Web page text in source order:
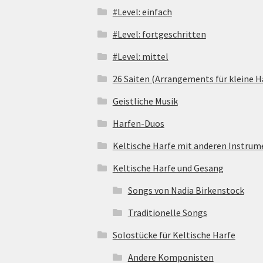
#Level: einfach
#Level: fortgeschritten
#Level: mittel
26 Saiten (Arrangements für kleine
Geistliche Musik
Harfen-Duos
Keltische Harfe mit anderen
Keltische Harfe und Gesang
Songs von Nadia Birkenstock
Traditionelle Songs
Solostücke für Keltische Harfe
Andere Komponisten